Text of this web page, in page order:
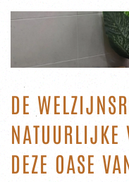
DE
NATUURLIJKE
DEZE OASE